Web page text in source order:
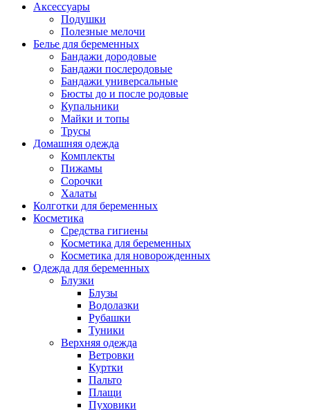
Аксессуары
Подушки
Полезные мелочи
Белье для беременных
Бандажи дородовые
Бандажи послеродовые
Бандажи универсальные
Бюсты до и после родовые
Купальники
Майки и топы
Трусы
Домашняя одежда
Комплекты
Пижамы
Сорочки
Халаты
Колготки для беременных
Косметика
Cредства гигиены
Косметика для беременных
Косметика для новорожденных
Одежда для беременных
Блузки
Блузы
Водолазки
Рубашки
Туники
Верхняя одежда
Ветровки
Куртки
Пальто
Плащи
Пуховики